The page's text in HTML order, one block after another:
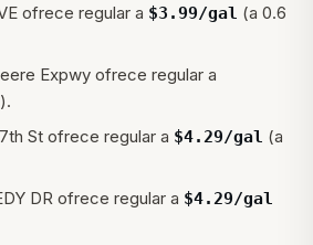
ofrece regular a $3.99/gal (a 0.6
Expwy ofrece regular a
St ofrece regular a $4.29/gal (a
DR ofrece regular a $4.29/gal